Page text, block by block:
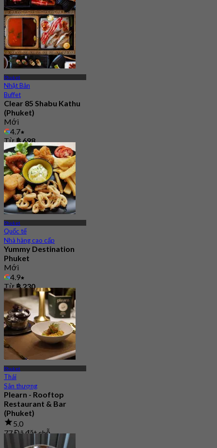
Phuket
Nhật Bản
Buffet
Clear 85 Shabu Kathu
(Phuket)
Mới
4.7
Từ฿ 698
Phuket
Quốc tế
Nhà hàng cao cấp
Yummy Destination
Phuket
Mới
4.9
Từ ฿ 230
Phuket
Thái
Sân thượng
Plearn - Rooftop
Restaurant & Bar
(Phuket)
5.0
77 Đã đặt chỗ